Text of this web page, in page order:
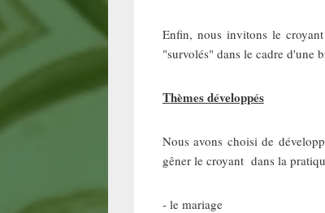
Enfin, nous invitons le
"survolés" dans le cadre d'une
Thèmes développés
Nous avons choisi de
gêner le croyant dans la
- le mariage